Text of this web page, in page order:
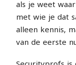
als je weet
met wie je dat
alleen kennis,
van de eerste